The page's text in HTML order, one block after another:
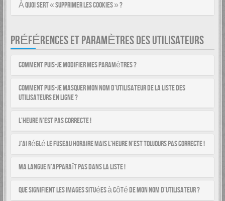
À quoi sert « Supprimer les cookies » ?
PRÉFÉRENCES ET PARAMÈTRES DES UTILISATEURS
Comment puis-je modifier mes paramètres ?
Comment puis-je masquer mon nom d’utilisateur de la liste des
utilisateurs en ligne ?
L’heure n’est pas correcte !
J’ai réglé le fuseau horaire mais l’heure n’est toujours pas correcte !
Ma langue n’apparaît pas dans la liste !
Que signifient les images situées à côté de mon nom d’utilisateur ?